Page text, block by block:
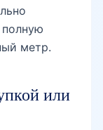
метр.
или